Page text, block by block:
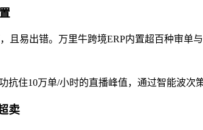
且易出错。万里牛跨境ERP内置超百种审
抗住10万单/小时的直播峰值，通过智能波次
卖